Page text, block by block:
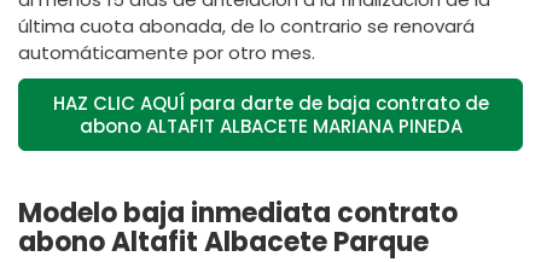
última cuota abonada, de lo contrario se renovará
automáticamente por otro mes.
HAZ CLIC AQUÍ para darte de baja contrato de
abono ALTAFIT ALBACETE MARIANA PINEDA
Modelo baja inmediata contrato
abono Altafit Albacete Parque